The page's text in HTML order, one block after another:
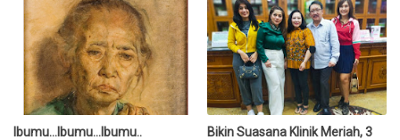
Ibumu...Ibumu...Ibumu..
Bikin Suasana Klinik Meriah, 3